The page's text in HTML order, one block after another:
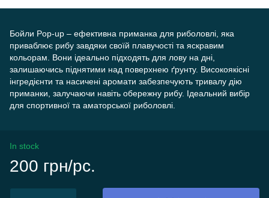
Бойли Pop-up – ефективна приманка для риболовлі, яка
приваблює рибу завдяки своїй плавучості та яскравим
кольорам. Вони ідеально підходять для лову на дні,
залишаючись піднятими над поверхнею ґрунту. Високоякісні
інгредієнти та насичені аромати забезпечують тривалу дію
приманки, залучаючи навіть обережну рибу. Ідеальний вибір
для спортивної та аматорської риболовлі.
In stock
200 грн/pc.